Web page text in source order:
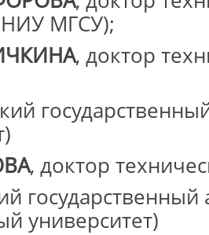
МГСУ);
, доктор
, доктор
государственный
университет)